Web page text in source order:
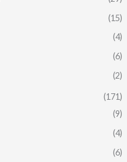
(15)
(4)
(6)
(2)
(171)
(9)
(4)
(6)